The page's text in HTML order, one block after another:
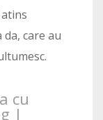
care au
cu
|